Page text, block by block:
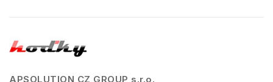
APSOLUTION CZ GROUP s.r.o.